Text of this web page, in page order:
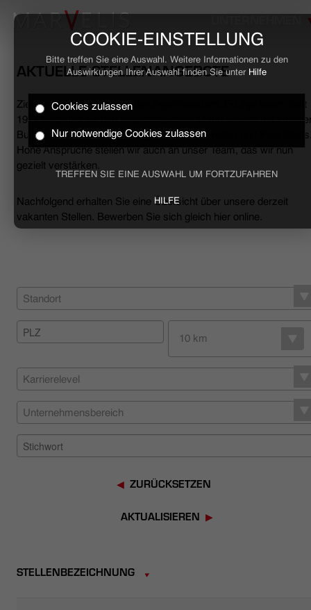
COOKIE-EINSTELLUNG
Bitte treffen Sie eine Auswahl. Weitere Informationen zu den
Auswirkungen Ihrer Auswahl finden Sie unter Hilfe
Cookies zulassen
Nur notwendige Cookies zulassen
TREFFEN SIE EINE AUSWAHL UM FORTZUFAHREN
HILFE
HOME
BUSINESS
UNTERNEHMEN
NACHHALTIGKEIT
HÄNDLERSUCHE
AKTUELLE STELLENANGEBOTE
Ziele erreichen, Herausforderungen meistern, Erfolge feiern. Seit
1994 begleiten wir den anspruchsvollen Mann sowohl mit
Business- als auch mit lässigen Casual-Hemden und Polo-
Hohe Ansprüche stellen wir auch an unser Team, das wir nun
gezielt verstärken.
Nachfolgend erhalten Sie eine Übersicht über unsere derzeit
vakanten Stellen. Bewerben Sie sich gleich hier online.
Standort
10 km
Karrierelevel
Unternehmensbereich
ZURÜCKSETZEN
AKTUALISIEREN
STELLENBEZEICHNUNG